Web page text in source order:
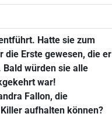
Hatte sie zum
die Erste gewesen, die er
würden sie alle
war!
Fallon, die
aufhalten können?